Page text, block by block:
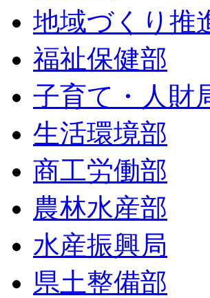
地域づくり推
福祉保健部
子育て・人財
生活環境部
商工労働部
農林水産部
水産振興局
県土整備部